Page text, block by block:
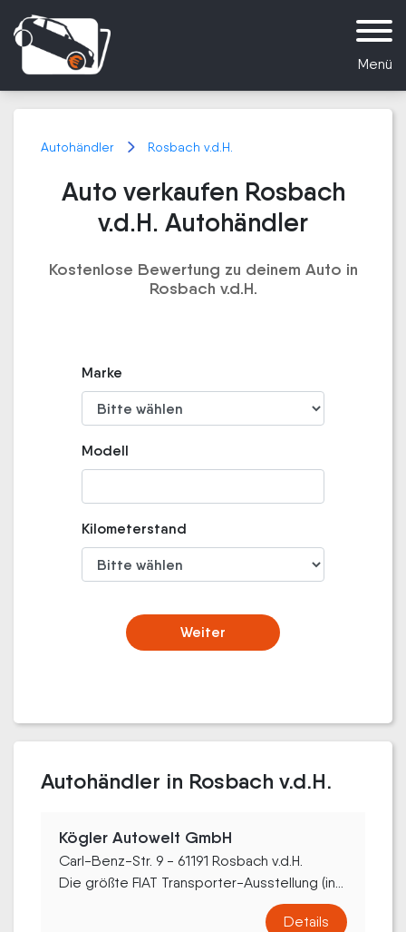
Menü
Autohändler Rosbach v.d.H.
Auto verkaufen Rosbach
v.d.H. Autohändler
Kostenlose Bewertung zu deinem Auto in
Rosbach v.d.H.
Marke
Modell
Kilometerstand
Weiter
Autohändler in Rosbach v.d.H.
Kögler Autowelt GmbH
Carl-Benz-Str. 9 - 61191 Rosbach v.d.H.
Die größte FIAT Transporter-Ausstellung (in...
Details